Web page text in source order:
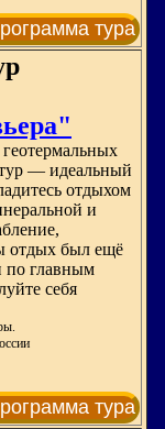
тура
— идеальный
отдыхом
и
отдых был ещё
по главным
себя
тура